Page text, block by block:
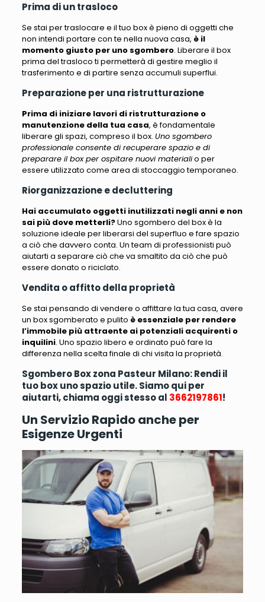
Prima di un trasloco
Se stai per traslocare e il tuo box è pieno di oggetti che
non intendi portare con te nella nuova casa, è il
momento giusto per uno sgombero. Liberare il box
prima del trasloco ti permetterà di gestire meglio il
trasferimento e di partire senza accumuli superflui.
Preparazione per una ristrutturazione
Prima di iniziare lavori di ristrutturazione o
manutenzione della tua casa, è fondamentale
liberare gli spazi, compreso il box. Uno sgombero
professionale consente di recuperare spazio e di
preparare il box per ospitare nuovi materialio per
essere utilizzato come area di stoccaggio temporaneo.
Riorganizzazione e decluttering
Hai accumulato oggetti inutilizzati negli anni e non
sai più dove metterli?Uno sgombero del boxè la
soluzione ideale per liberarsi del superfluo e fare spazio
a ciò che davvero conta. Un team di professionisti può
aiutarti a separare ciò che va smaltito da ciò che può
essere donato o riciclato.
Vendita o affitto della proprietà
Se stai pensando di vendere o affittare la tua casa, avere
un box sgomberato e pulito è essenziale per rendere
l’immobile più attraente ai potenziali acquirenti o
inquilini. Uno spazio libero e ordinato può fare la
differenza nella scelta finale di chi visita la proprietà.
Sgombero Box zona Pasteur Milano: Rendi il
tuo box uno spazio utile. Siamo qui per
aiutarti, chiama oggi stesso al 3662197861!
Un Servizio Rapido anche per
Esigenze Urgenti